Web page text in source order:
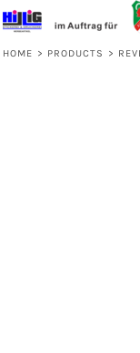
HOME > PRODUCTS >